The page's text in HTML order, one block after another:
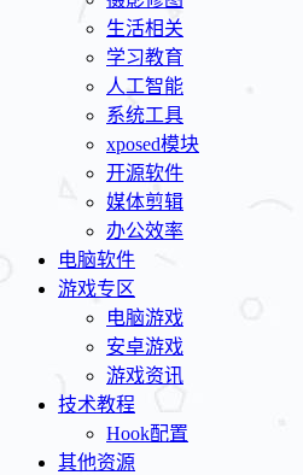
生活相关
学习教育
人工智能
系统工具
xposed模块
开源软件
媒体剪辑
办公效率
电脑软件
游戏专区
电脑游戏
安卓游戏
游戏资讯
技术教程
Hook配置
其他资源